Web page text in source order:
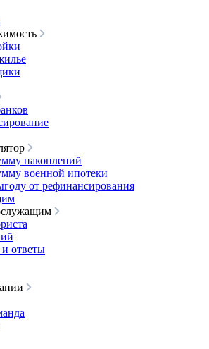
накоплений
военной ипотеки
от рефинансирования
ответы